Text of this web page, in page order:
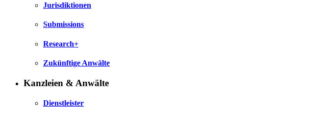
Jurisdiktionen
Submissions
Research+
Zukünftige Anwälte
Kanzleien & Anwälte
Dienstleister